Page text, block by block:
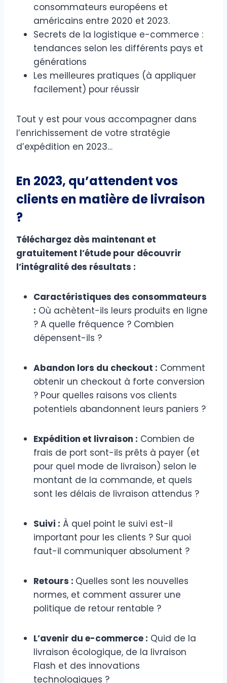
consommateurs européens et
américains entre 2020 et 2023.
Secrets de la logistique e-commerce :
tendances selon les différents pays et
générations
Les meilleures pratiques (à appliquer
facilement) pour réussir
Tout y est pour vous accompagner dans
l’enrichissement de votre stratégie
d’expédition en 2023…
En 2023, qu’attendent vos
clients en matière de livraison
?
Téléchargez dès maintenant et
gratuitement l’étude pour découvrir
l’intégralité des résultats :
Caractéristiques des consommateurs
: Où achètent-ils leurs produits en ligne
? A quelle fréquence ? Combien
dépensent-ils ?
Abandon lors du checkout : Comment
obtenir un checkout à forte conversion
? Pour quelles raisons vos clients
potentiels abandonnent leurs paniers ?
Expédition et livraison : Combien de
frais de port sont-ils prêts à payer (et
pour quel mode de livraison) selon le
montant de la commande, et quels
sont les délais de livraison attendus ?
Suivi : À quel point le suivi est-il
important pour les clients ? Sur quoi
faut-il communiquer absolument ?
Retours : Quelles sont les nouvelles
normes, et comment assurer une
politique de retour rentable ?
L’avenir du e-commerce : Quid de la
livraison écologique, de la livraison
Flash et des innovations
technologiques ?